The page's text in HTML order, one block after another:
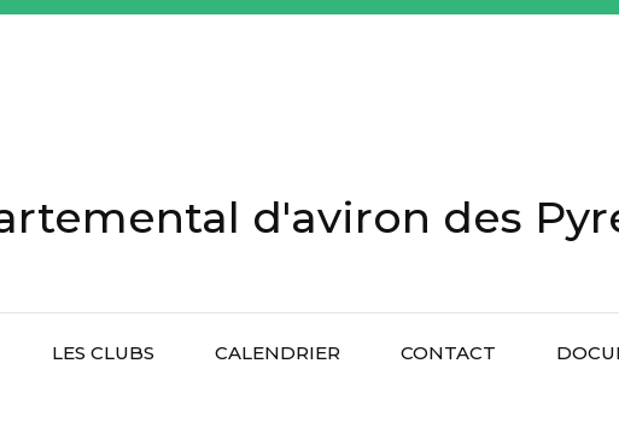
d'aviron des
LES CLUBS CALENDRIER CONTACT